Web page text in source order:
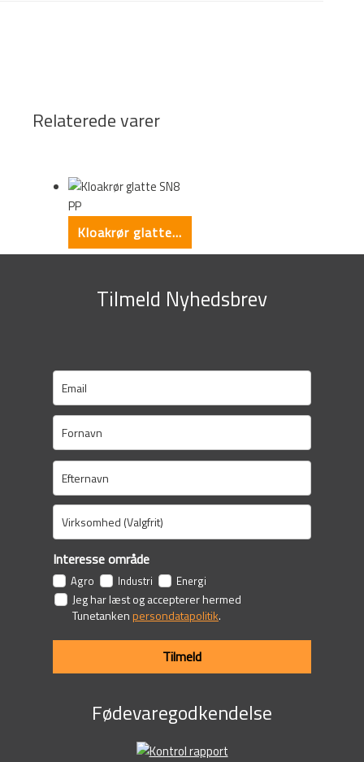
Relaterede varer
Kloakrør glatte SN8 PP
Tilmeld Nyhedsbrev
Interesse område
Agro Industri Energi
Jeg har læst og accepterer hermed
Tunetankenpersondatapolitik.
Tilmeld
Fødevaregodkendelse